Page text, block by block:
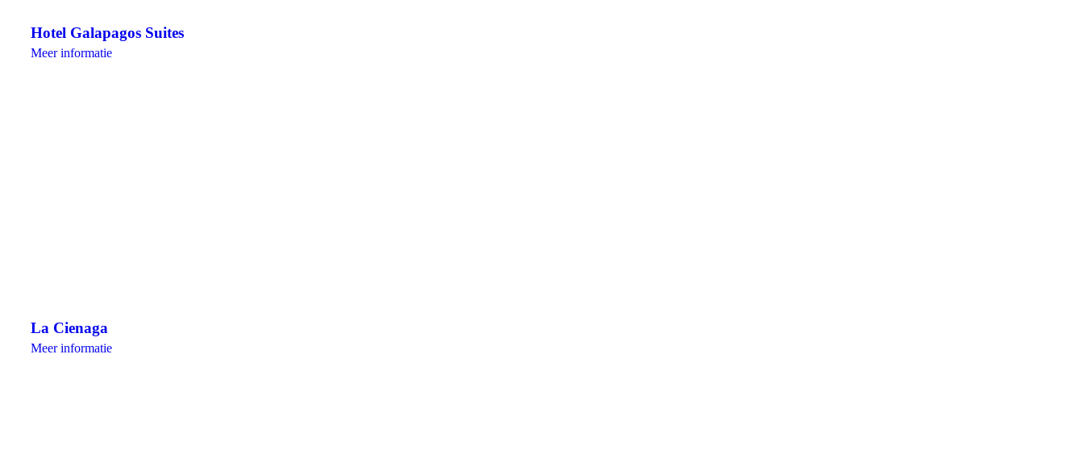
Hotel Galapagos Suites
Meer informatie
La Cienaga
Meer informatie